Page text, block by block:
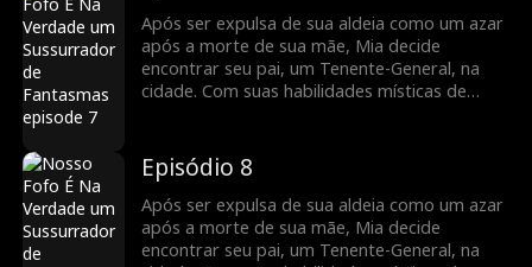
a sua família está ao seu alcance.
Após ser expulsa de sua aldeia como um azar
após a morte de sua mãe, Mia decide
encontrar seu pai, um Tenente-General, na
cidade. Com suas habilidades místicas de
ajudando-os a enfrentar inúmeras crises.
Agora, a chance de mudar o destino de toda
a sua família está ao seu alcance.
Episódio 8
Após ser expulsa de sua aldeia como um azar
após a morte de sua mãe, Mia decide
encontrar seu pai, um Tenente-General, na